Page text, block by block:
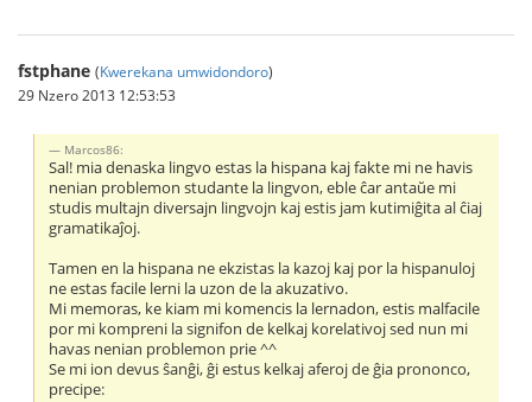
fstphane (Kwerekana umwidondoro)
29 Nzero 2013 12:53:53
Marcos86:
Sal! mia denaska lingvo estas la hispana kaj fakte mi ne havis
nenian problemon studante la lingvon, eble ĉar antaŭe mi
studis multajn diversajn lingvojn kaj estis jam kutimiĝita al ĉiaj
gramatikaĵoj.
Tamen en la hispana ne ekzistas la kazoj kaj por la hispanuloj
ne estas facile lerni la uzon de la akuzativo.
Mi memoras, ke kiam mi komencis la lernadon, estis malfacile
por mi kompreni la signifon de kelkaj korelativoj sed nun mi
havas nenian problemon prie ^^
Se mi ion devus ŝanĝi, ĝi estus kelkaj aferoj de ĝia prononco,
precipe: